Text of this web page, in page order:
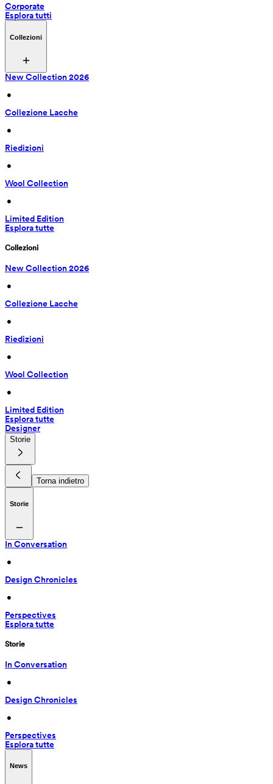
Corporate
Esplora tutti
Collezioni
New Collection 2026
•
Collezione Lacche
•
Riedizioni
•
Wool Collection
•
Limited Edition
Esplora tutte
Collezioni
New Collection 2026
•
Collezione Lacche
•
Riedizioni
•
Wool Collection
•
Limited Edition
Esplora tutte
Designer
Storie
Torna indietro
Storie
In Conversation
•
Design Chronicles
•
Perspectives
Esplora tutte
Storie
In Conversation
•
Design Chronicles
•
Perspectives
Esplora tutte
News